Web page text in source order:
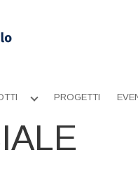
Apri
PROGETTI